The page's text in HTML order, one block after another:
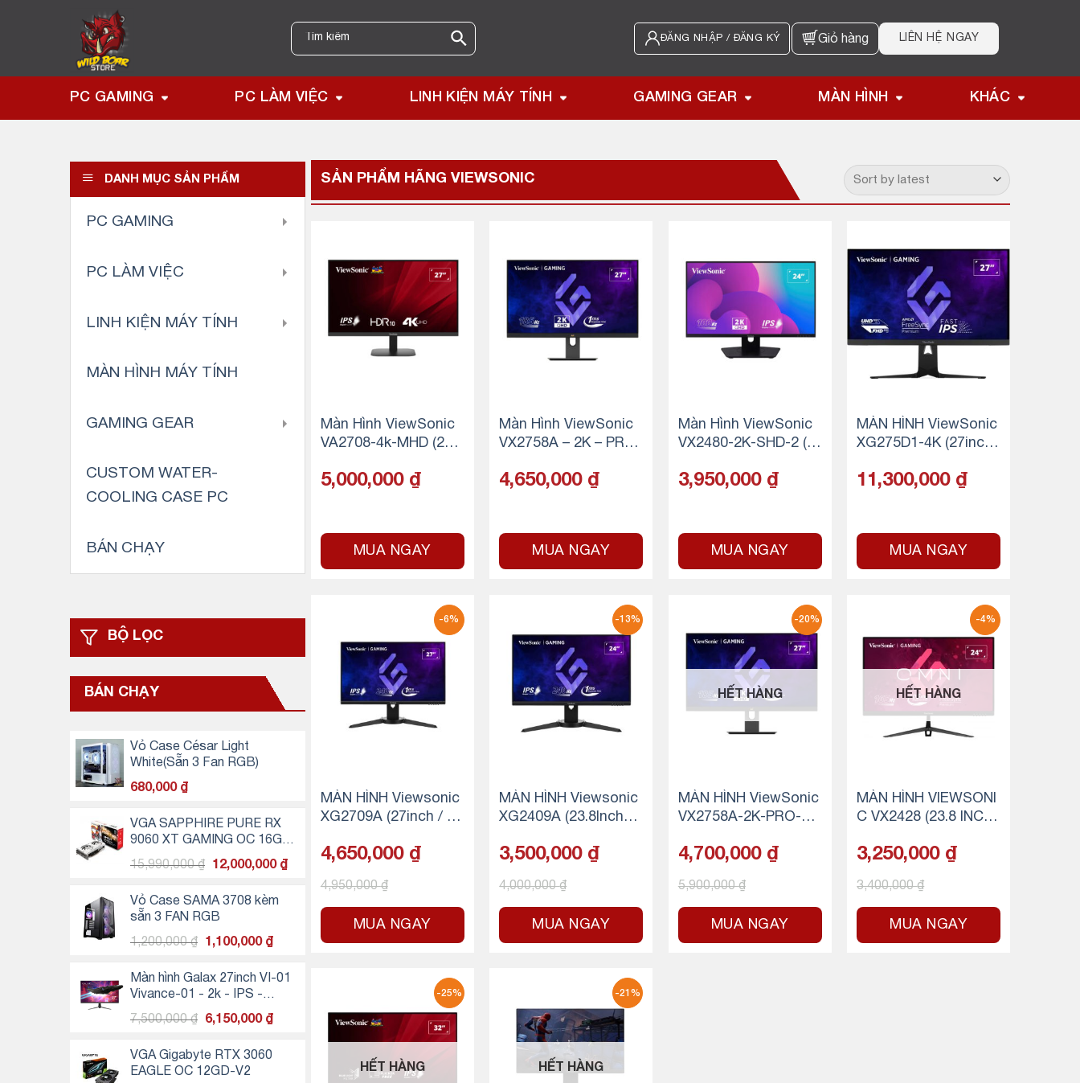
Tìm
kiếm:
ĐĂNG NHẬP / ĐĂNG KÝ Giỏ hàng LIÊN HỆ NGAY
PC GAMING PC LÀM VIỆC LINH KIỆN MÁY TÍNH GAMING GEAR MÀN HÌNH KHÁC
DANH MỤC SẢN PHẨM
PC GAMING
PC LÀM VIỆC
LINH KIỆN MÁY TÍNH
MÀN HÌNH MÁY TÍNH
GAMING GEAR
CUSTOM WATER-
COOLING CASE PC
BÁN CHẠY
BỘ LỌC
BÁN CHẠY
Vỏ Case César Light
White(Sẵn 3 Fan RGB)
680,000 ₫
VGA SAPPHIRE PURE RX
9060 XT GAMING OC 16GB
WHITE
15,990,000₫
Giá
là:
15,990,000 ₫.
12,000,000 ₫
12,000,000 ₫.
Vỏ Case SAMA 3708 kèm
sẵn 3 FAN RGB
1,200,000₫
Giá
là:
1,200,000 ₫.
1,100,000 ₫
tại
Màn hình Galax 27inch VI-01
Vivance-01 - 2k - IPS -
165Hz
7,500,000₫
Giá
là:
7,500,000 ₫.
6,150,000 ₫
VGA Gigabyte RTX 3060
EAGLE OC 12GD-V2
SẢN PHẨM HÃNG VIEWSONIC
Màn Hình ViewSonic
VA2708-4k-MHD (27in
ms)
5,000,000 ₫
MUA NGAY
Màn Hình ViewSonic
VX2758A – 2K – PRO
0×1440)/ 1ms/ 185H
4,650,000 ₫
MUA NGAY
Màn Hình ViewSonic
VX2480-2K-SHD-2 (2
00Hz – 5ms)
3,950,000 ₫
MUA NGAY
MÀN HÌNH ViewSonic
XG275D1-4K (27inch/
20Hz)
11,300,000 ₫
MUA NGAY
-6%
MÀN HÌNH Viewsonic
XG2709A (27inch / IP
DMI 1.4, 1x DisplayPo
c)
4,650,000 ₫
4,950,000₫
MUA NGAY
-13%
MÀN HÌNH Viewsonic
XG2409A (23.8Inch/ F
50cd/m2/ IPS/ 2x HD
t/ chân công thái họ
c)
3,500,000 ₫
4,000,000₫
MUA NGAY
-20%
HẾT HÀNG
MÀN HÌNH ViewSonic
VX2758A-2K-PRO-4
– 2K – 1ms)
4,700,000 ₫
5,900,000₫
MUA NGAY
-4%
HẾT HÀNG
MÀN HÌNH VIEWSONI
C VX2428 (23.8 INCH/
Z/0.5MS)
3,250,000 ₫
3,400,000₫
MUA NGAY
-25%
HẾT HÀNG
-21%
HẾT HÀNG